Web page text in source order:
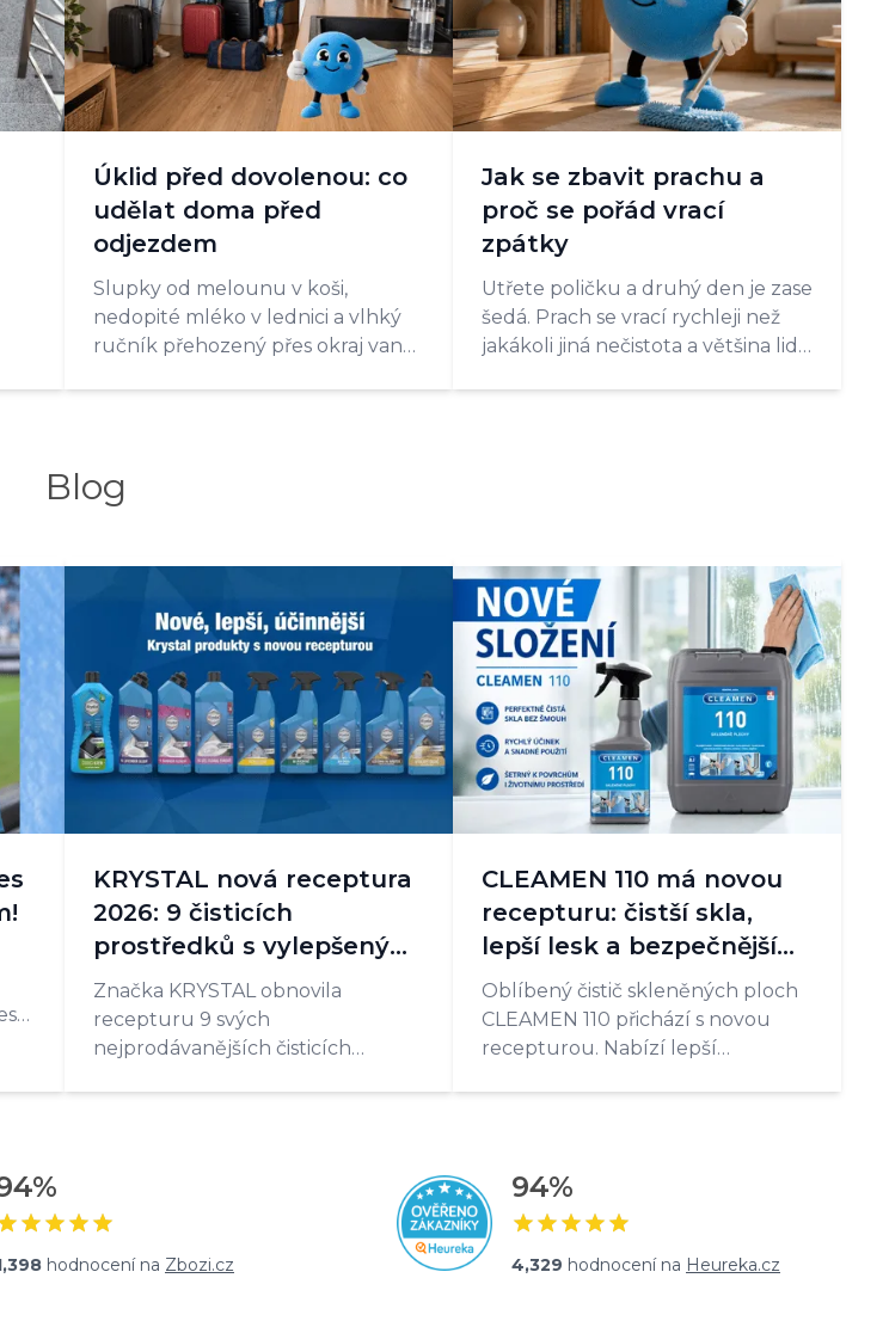
Úklid před dovolenou: co
udělat doma před
odjezdem
Slupky od melounu v koši,
nedopité mléko v lednici a vlhký
ručník přehozený přes okraj vany.
den. Stačí vědět, co odstranit jako
Jak se zbavit prachu a
proč se pořád vrací
zpátky
Utřete poličku a druhý den je zase
šedá. Prach se vrací rychleji než
jakákoli jiná nečistota a většina lidí
nejpomaleji.
Blog
KRYSTAL nová receptura
2026: 9 čisticích
prostředků s vylepšeným
složením
Značka KRYSTAL obnovila
recepturu 9 svých
nejprodávanějších čisticích
CLEAMEN 110 má novou
recepturu: čistší skla,
lepší lesk a bezpečnější
použití
Oblíbený čistič skleněných ploch
CLEAMEN 110 přichází s novou
recepturou. Nabízí lepší
skleněných ploch.
%
hodnocení na Zbozi.cz
94%
4,329 hodnocení na Heureka.cz